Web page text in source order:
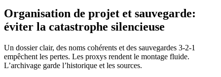
Organisation de projet et sauvegarde:
éviter la catastrophe silencieuse
Un dossier clair, des noms cohérents et des sauvegardes 3-2-1
empêchent les pertes. Les proxys rendent le montage fluide.
L’archivage garde l’historique et les sources.